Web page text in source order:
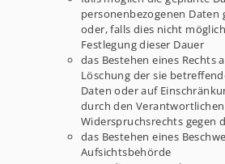
personenbezogenen Daten
oder, falls dies nicht
Festlegung dieser Dauer
das Bestehen eines Rechts
Löschung der sie
Daten oder auf
durch den
Widerspruchsrechts gegen
das Bestehen eines
Aufsichtsbehörde